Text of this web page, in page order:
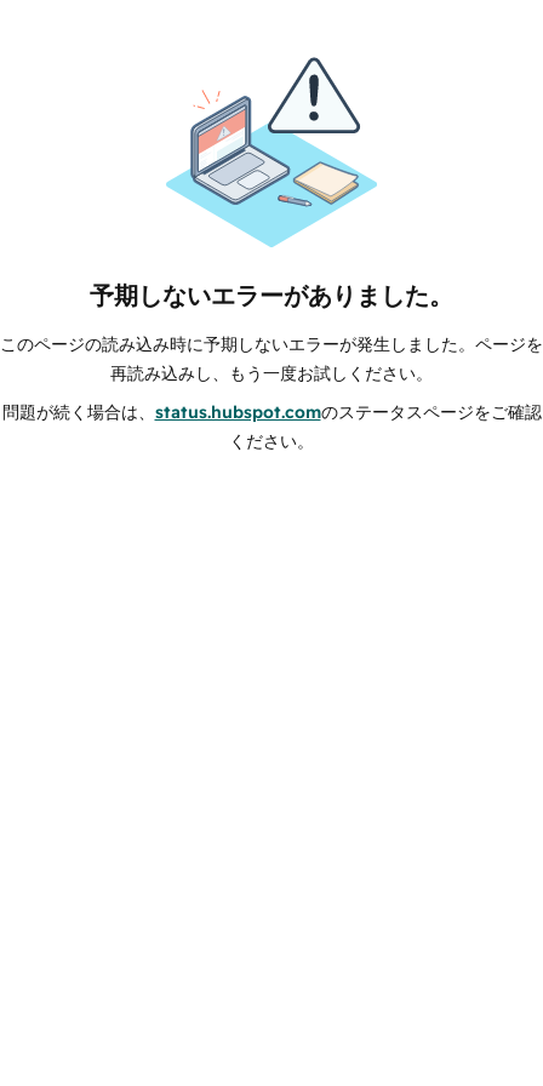
予期しないエラーがありました。
このページの読み込み時に予期しないエラーが発生しました。ページを
再読み込みし、もう一度お試しください。
問題が続く場合は、 status.hubspot.comのステータスページをご確認
ください。